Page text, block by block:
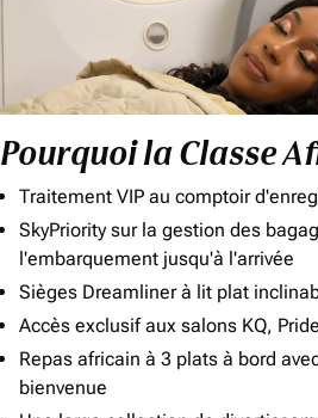
Pourquoi la Classe
Traitement VIP au comptoir
SkyPriority sur la gestion des
l'embarquement jusqu'à l'arrivée
Sièges Dreamliner à lit plat
Accès exclusif aux salons KQ,
Repas africain à 3 plats à bord
bienvenue